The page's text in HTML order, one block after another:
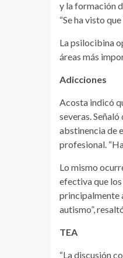
y la formación
“Se ha visto
La psilocibina
áreas más
Adicciones
Acosta indicó
severas.
abstinencia de
profesional.
Lo mismo
efectiva que
principalmente
autismo”,
TEA
“La discusión